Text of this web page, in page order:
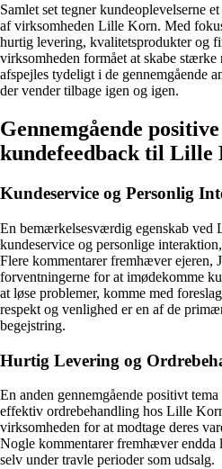
Samlet set tegner kundeoplevelserne
af virksomheden Lille Korn. Med
hurtig levering, kvalitetsprodukter og
virksomheden formået at skabe
afspejles tydeligt i de gennemgående
der vender tilbage igen og igen.
Gennemgående
kundefeedback til Lille
Kundeservice og Personlig
En bemærkelsesværdig egenskab ved
kundeservice og personlige
Flere kommentarer fremhæver ejeren,
forventningerne for at imødekomme
at løse problemer, komme med
respekt og venlighed er en af de
begejstring.
Hurtig Levering og
En anden gennemgående positivt
effektiv ordrebehandling hos Lille
virksomheden for at modtage deres
Nogle kommentarer fremhæver endda
selv under travle perioder som udsalg.